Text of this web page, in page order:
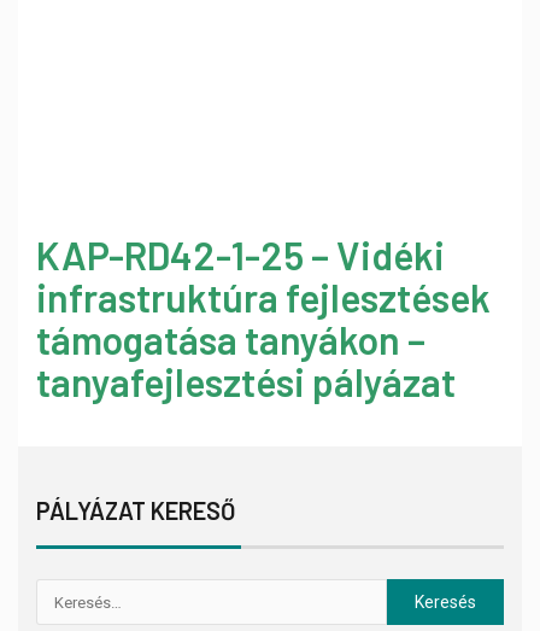
KAP-RD42-1-25 – Vidéki
infrastruktúra fejlesztések
támogatása tanyákon –
tanyafejlesztési pályázat
PÁLYÁZAT KERESŐ